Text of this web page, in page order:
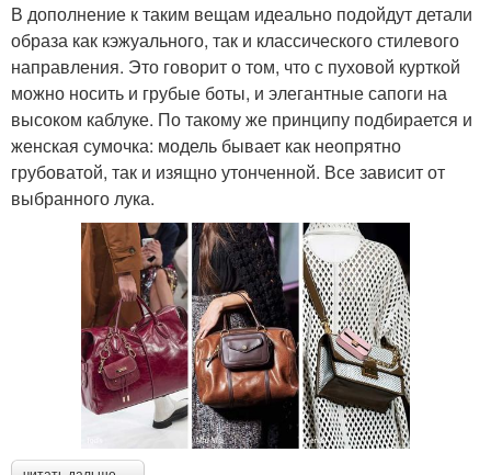
В дополнение к таким вещам идеально подойдут детали
образа как кэжуального, так и классического стилевого
направления. Это говорит о том, что с пуховой курткой
можно носить и грубые боты, и элегантные сапоги на
высоком каблуке. По такому же принципу подбирается и
женская сумочка: модель бывает как неопрятно
грубоватой, так и изящно утонченной. Все зависит от
выбранного лука.